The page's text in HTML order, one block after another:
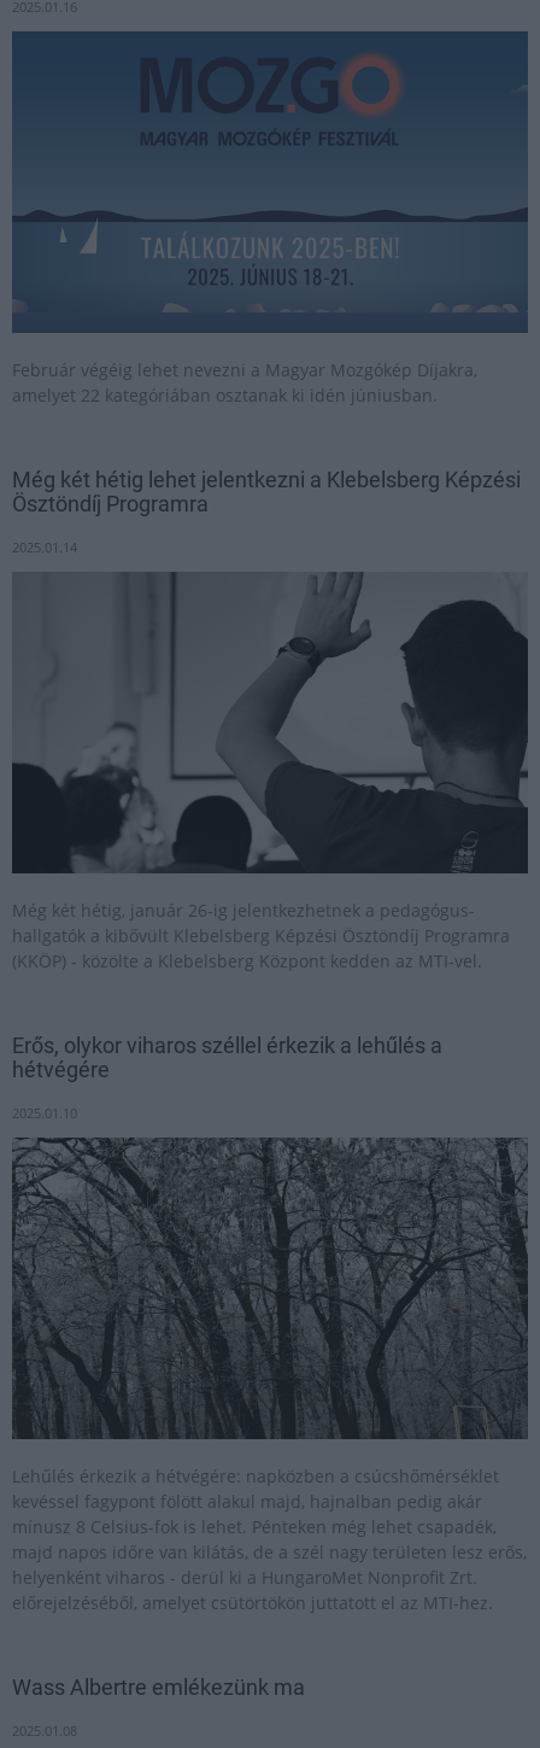
2025.01.16
Február végéig lehet nevezni a Magyar Mozgókép Díjakra,
amelyet 22 kategóriában osztanak ki idén júniusban.
Még két hétig lehet jelentkezni a Klebelsberg Képzési
Ösztöndíj Programra
2025.01.14
Még két hétig, január 26-ig jelentkezhetnek a pedagógus-
hallgatók a kibővült Klebelsberg Képzési Ösztöndíj Programra
(KKÖP) - közölte a Klebelsberg Központ kedden az MTI-vel.
Erős, olykor viharos széllel érkezik a lehűlés a
hétvégére
2025.01.10
Lehűlés érkezik a hétvégére: napközben a csúcshőmérséklet
kevéssel fagypont fölött alakul majd, hajnalban pedig akár
mínusz 8 Celsius-fok is lehet. Pénteken még lehet csapadék,
majd napos időre van kilátás, de a szél nagy területen lesz erős,
helyenként viharos - derül ki a HungaroMet Nonprofit Zrt.
előrejelzéséből, amelyet csütörtökön juttatott el az MTI-hez.
Wass Albertre emlékezünk ma
2025.01.08